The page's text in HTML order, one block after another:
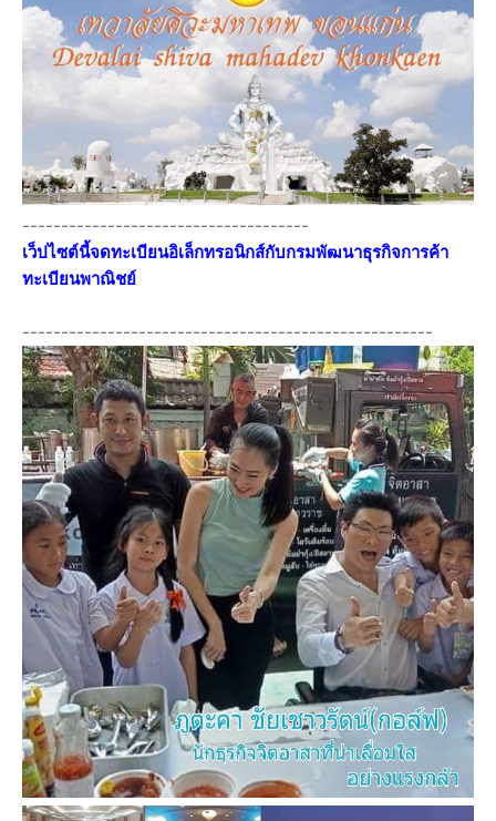
-------------------------------------
เว็ปไซต์นี้จดทะเบียนอิเล็กทรอนิกส์กับกรมพัฒนาธุรกิจการค้า
ทะเบียนพาณิชย์
-----------------------------------------------------